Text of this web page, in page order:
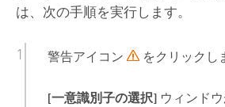
は、次の手順を実行します。
警告アイコン をクリックし
[一意識別子の選択]ウィンドウ